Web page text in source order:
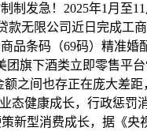
制发急！2025年1月
无限公司近日完成工
条码（69码）精准
旗下酒类立即零售平
之间也存正在庞大差
态健康成长，行政惩
型消费成长，据《